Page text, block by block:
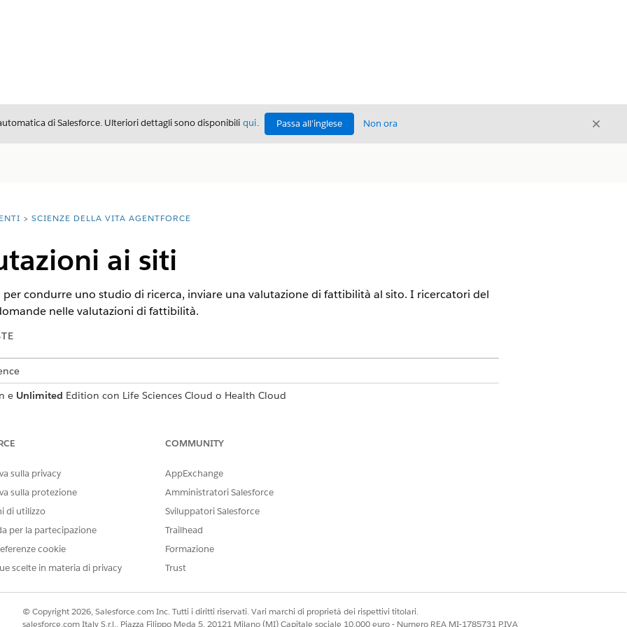
di Salesforce. Ulteriori dettagli sono disponibili qui. Passa all'inglese Non ora Chiudi
SCIENZE DELLA VITA AGENTFORCE
ai siti
condurre uno studio di ricerca, inviare una valutazione di fattibilità al sito. I ricercatori del
nelle valutazioni di fattibilità.
e Unlimited Edition con Life Sciences Cloud o Health Cloud
e selezionare Siti programma diassistenza sanitaria.
di assistenza sanitaria e fare clicsu Libreria valutazioni
clic su
Invia
email dello sperimentatore del sito.
PROBLEMA?
sulla privacy
sulla protezione
di utilizzo
per la partecipazione
cookie
scelte in materia di privacy
COMMUNITY
AppExchange
Amministratori Salesforce
Sviluppatori Salesforce
Trailhead
Formazione
Trust
© Copyright 2026, Salesforce.com Inc. Tutti i diritti riservati. Vari marchi di proprietà dei rispettivi titolari.
salesforce.com Italy S.r.l., Piazza Filippo Meda 5, 20121 Milano (MI) Capitale sociale 10.000 euro - Numero REA MI-1785731 P.IVA